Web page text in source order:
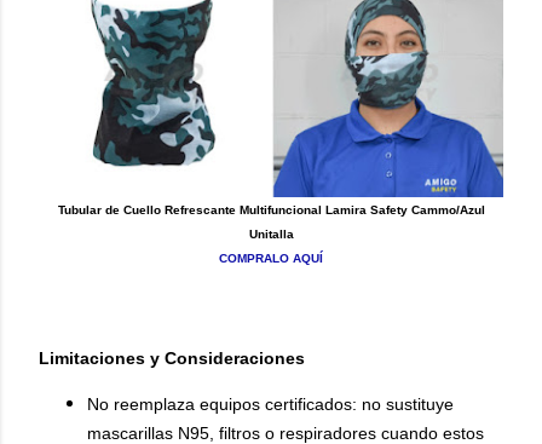
Tubular de Cuello Refrescante Multifuncional Lamira Safety Cammo/Azul
Unitalla
COMPRALO AQUÍ
Limitaciones y Consideraciones
No reemplaza equipos certificados: no sustituye
mascarillas N95, filtros o respiradores cuando estos